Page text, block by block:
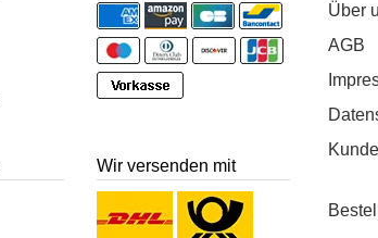
Wir versenden mit
Über
AGB